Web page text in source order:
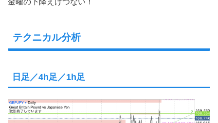
金曜の下降えげつない！
テクニカル分析
日足／4h足／1h足